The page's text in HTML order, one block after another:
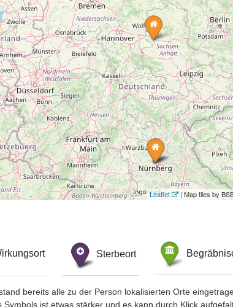
Leaflet | Map tiles by
Sterbeort
bereits alle zu der Person lokalisierten Orte
ist etwas stärker und es kann durch Klick